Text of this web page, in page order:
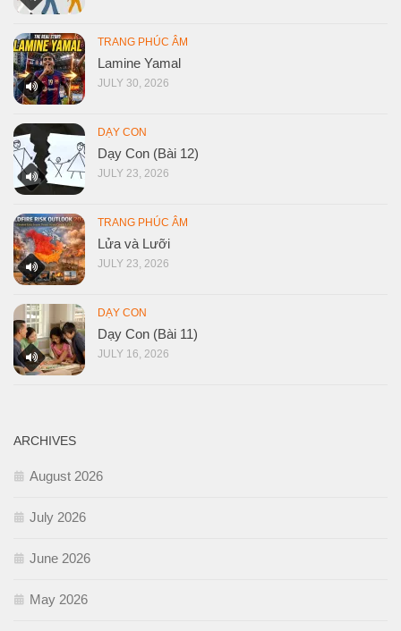
TRANG PHÚC ÂM
Lamine Yamal
JULY 30, 2026
DẠY CON
Dạy Con (Bài 12)
JULY 23, 2026
TRANG PHÚC ÂM
Lửa và Lưỡi
JULY 23, 2026
DẠY CON
Dạy Con (Bài 11)
JULY 16, 2026
ARCHIVES
August 2026
July 2026
June 2026
May 2026